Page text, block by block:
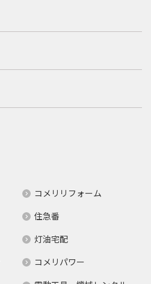
コメリリフォーム
住急番
灯油宅配
コメリパワー